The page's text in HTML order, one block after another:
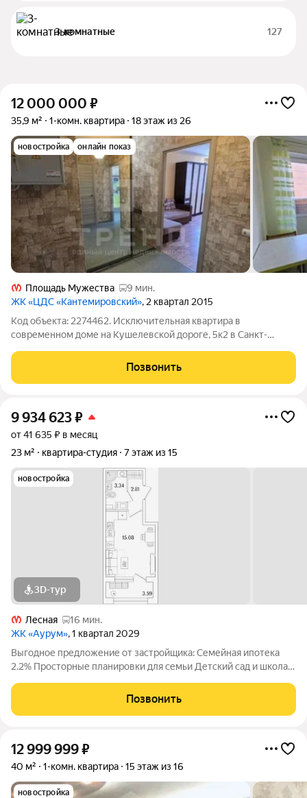
3-комнатные 127
12 000 000 ₽
35,9 м² 1-комн. квартира 18 этаж из 26
новостройка онлайн показ
Площадь Мужества
9 мин.
ЖК «ЦДС «Кантемировский», 2 квартал 2015
Код объекта: 2274462. Исключительная квартира в
современном доме на Кушелевской дороге, 5к2 в Санкт-
комфорт и стиль! Эта однокомнатная квартира площадью 35,9
кв. м расположена на 18-м этаже
Позвонить
9 934 623₽
от 41 635 ₽ в месяц
23 м²
квартира-студия 7 этаж из 15
новостройка
3D-тур
Лесная
16 мин.
ЖК «Аурум», 1 квартал 2029
Выгодное предложение от застройщика: Семейная ипотека
2.2% Просторные планировки для семьи Детский сад и школа
Подземный паркинг со спуском на лифте Дизайнерские лобби
с арт-объектом
Позвонить
12 999 999₽
40 м² 1-комн. квартира 15 этаж из 16
новостройка